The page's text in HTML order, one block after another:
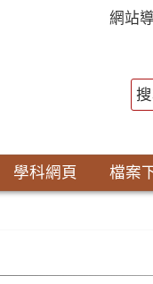
網站
學科網頁 檔案